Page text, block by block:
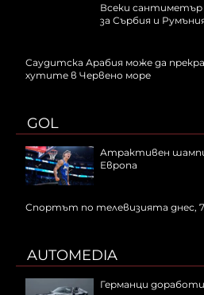
Всеки сантиметър
за Сърбия и
Саудитска Арабия може да
хутите в Червено море
GOL
Атрактивен
Европа
Спортът по телевизията днес,
AUTOMEDIA
Германци